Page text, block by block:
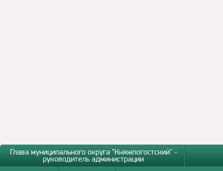
Глава муниципального округа "Княжпогостский" -
руководитель администрации